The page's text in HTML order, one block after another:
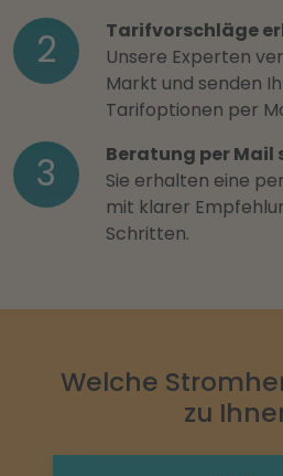
2
Tarifvorschläge
Unsere Experten
Markt und senden
Tarifoptionen per
3
Beratung per Mail
Sie erhalten eine
mit klarer
Schritten.
Welche
zu